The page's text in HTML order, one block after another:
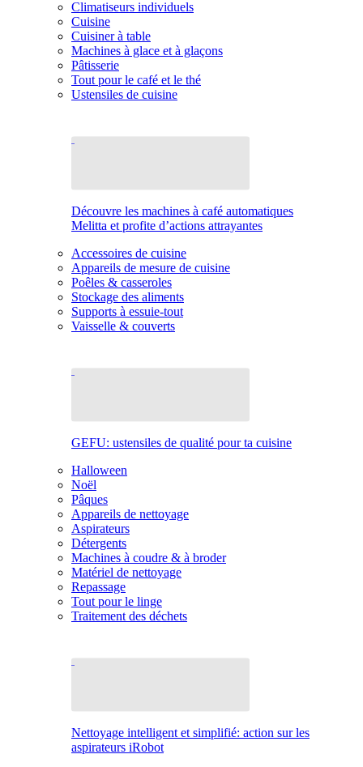
Climatiseurs individuels
Cuisine
Cuisiner à table
Machines à glace et à glaçons
Pâtisserie
Tout pour le café et le thé
Ustensiles de cuisine
Découvre les machines à café automatiques
Melitta et profite d’actions attrayantes
Accessoires de cuisine
Appareils de mesure de cuisine
Poêles & casseroles
Stockage des aliments
Supports à essuie-tout
Vaisselle & couverts
GEFU: ustensiles de qualité pour ta cuisine
Halloween
Noël
Pâques
Appareils de nettoyage
Aspirateurs
Détergents
Machines à coudre & à broder
Matériel de nettoyage
Repassage
Tout pour le linge
Traitement des déchets
Nettoyage intelligent et simplifié: action sur les
aspirateurs iRobot